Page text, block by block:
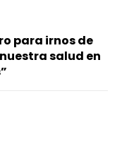
para irnos de
salud en